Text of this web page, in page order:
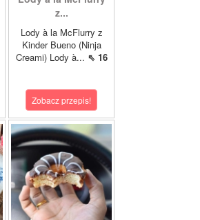
z...
Lody à la McFlurry z
Kinder Bueno (Ninja
Creami) Lody à... ⇖ 16
Zobacz przepis!